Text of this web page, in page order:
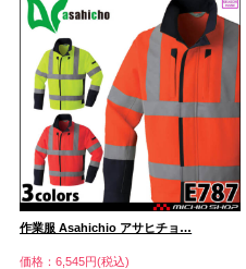
作業服 Asahichio アサヒチョ…
価格：6,545円(税込)